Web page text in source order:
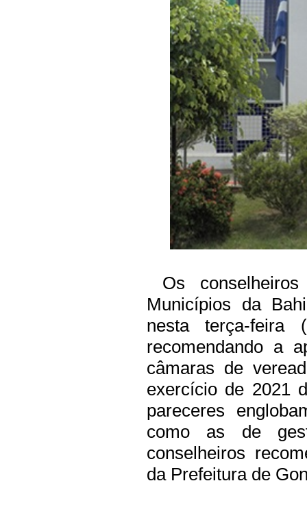
Os
Municípios da
nesta terça-feira
recomendando a
câmaras de
exercício de 2021
pareceres
como as de
conselheiros
da Prefeitura de